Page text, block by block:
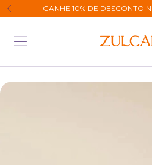
GANHE 10% DE DESCONTO